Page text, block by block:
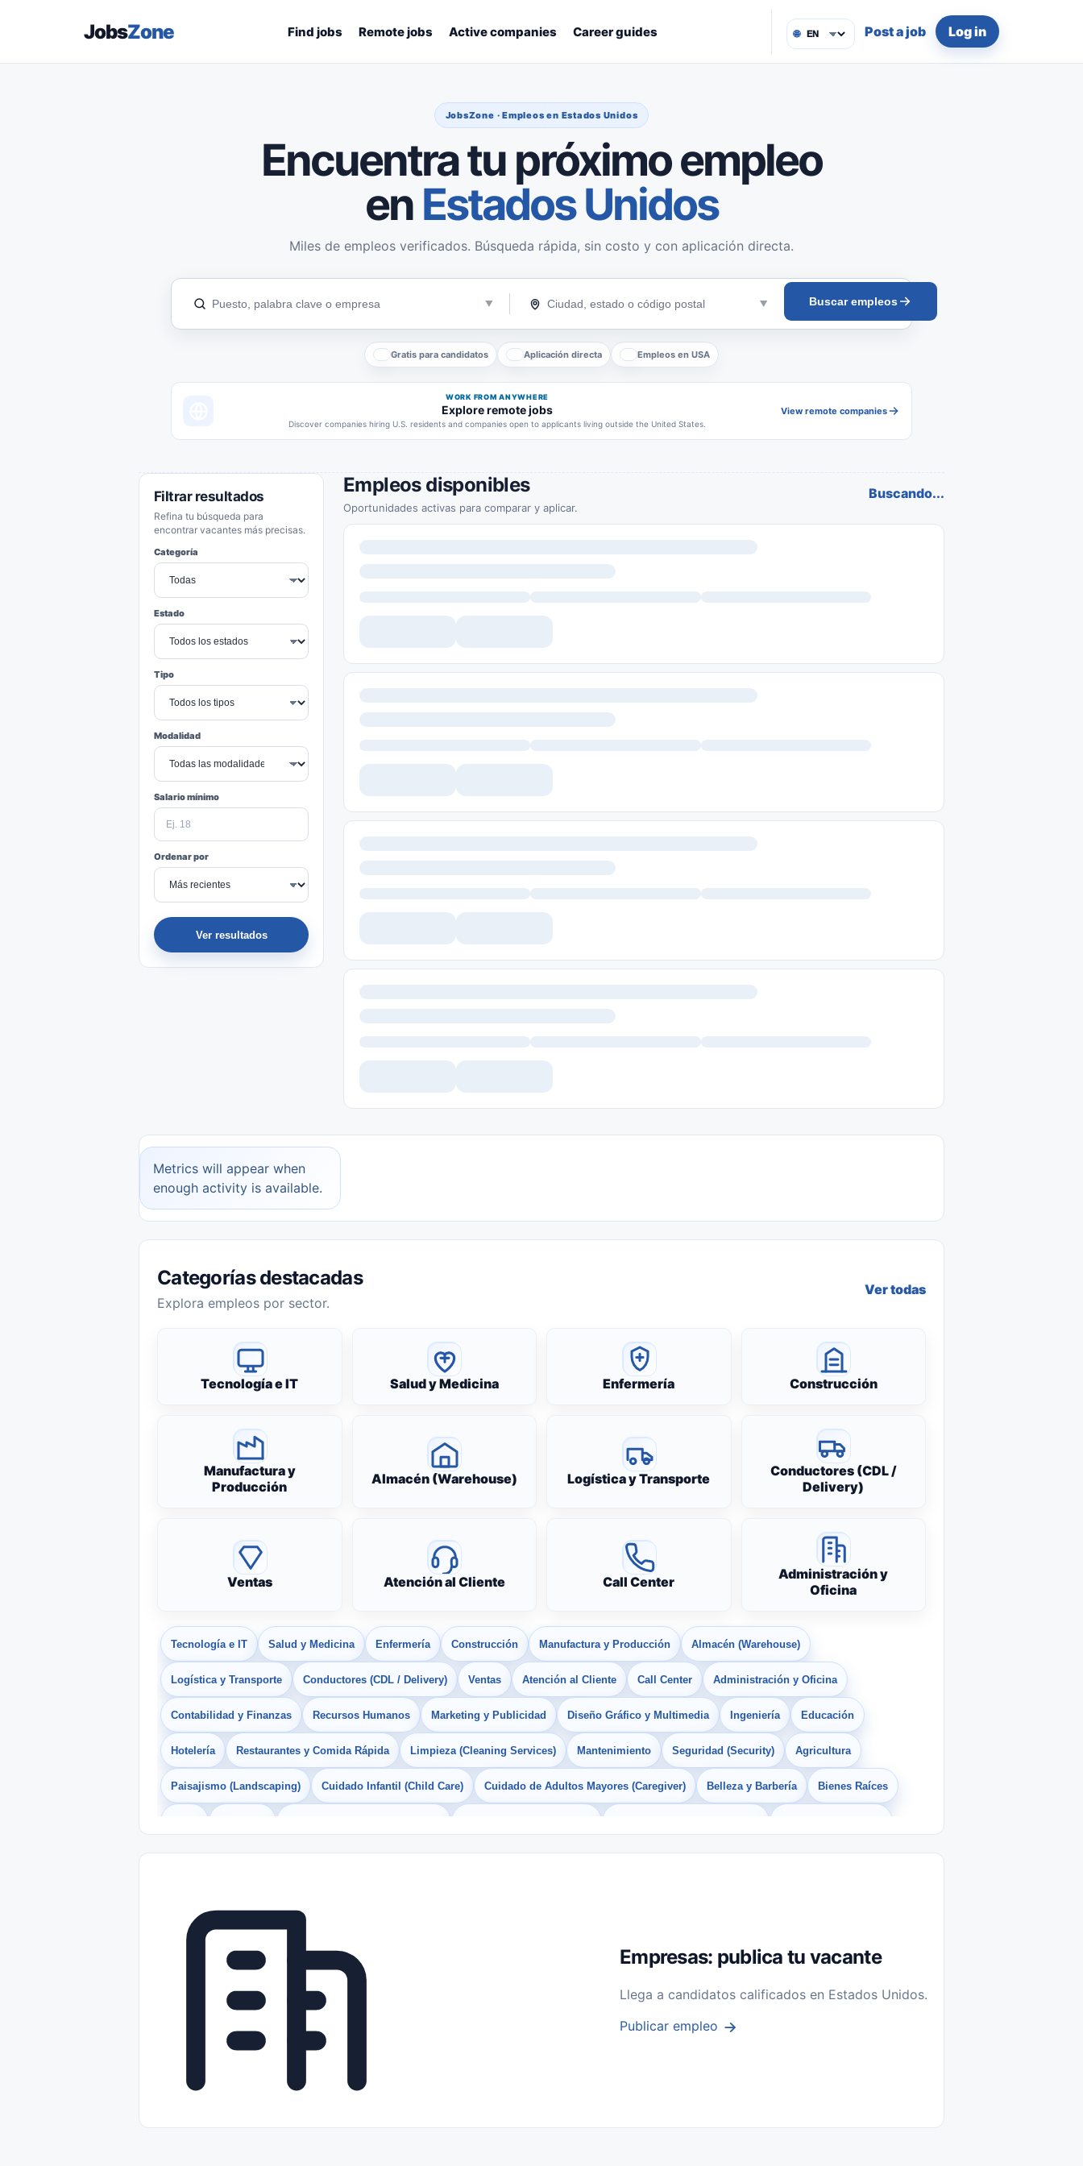
JobsZone Find jobs Remote jobs Active companies Career guides 🌐 Post a job Log in
JobsZone · Empleos en Estados Unidos
Encuentra tu próximo empleo
en Estados Unidos
Miles de empleos verificados. Búsqueda rápida, sin costo y con aplicación directa.
Buscar empleos
Gratis para candidatos Aplicación directa Empleos en USA
WORK FROM ANYWHERE
Explore remote jobs
Discover companies hiring U.S. residents and companies open to applicants living outside the United States.
View remote companies
Filtrar resultados
Refina tu búsqueda para
encontrar vacantes más precisas.
Categoría
Estado
Tipo
Modalidad
Salario mínimo
Ordenar por
Ver resultados
Empleos disponibles
Oportunidades activas para comparar y aplicar.
Buscando...
Metrics will appear when
enough activity is available.
Categorías destacadas
Explora empleos por sector.
Ver todas
Tecnología e IT Salud y Medicina Enfermería Construcción
Manufactura y
Producción
Almacén (Warehouse) Logística y Transporte
Conductores (CDL /
Delivery)
Ventas Atención al Cliente Call Center
Administración y
Oficina
Tecnología e IT Salud y Medicina Enfermería Construcción Manufactura y Producción Almacén (Warehouse)
Logística y Transporte Conductores (CDL / Delivery) Ventas Atención al Cliente Call Center Administración y Oficina
Contabilidad y Finanzas Recursos Humanos Marketing y Publicidad Diseño Gráfico y Multimedia Ingeniería Educación
Hotelería Restaurantes y Comida Rápida Limpieza (Cleaning Services) Mantenimiento Seguridad (Security) Agricultura
Paisajismo (Landscaping) Cuidado Infantil (Child Care) Cuidado de Adultos Mayores (Caregiver) Belleza y Barbería Bienes Raíces
Freelance Prácticas (Internships) Empleos para Estudiantes Empleos Bilingües (English/Spanish) Sin Experiencia
Telecomunicaciones
Empresas: publica tu vacante
Llega a candidatos calificados en Estados Unidos.
Publicar empleo